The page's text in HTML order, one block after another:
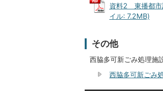
資料2 東播都市
イル: 7.2MB)
その他
西脇多可新ごみ処理施
西脇多可新ごみ